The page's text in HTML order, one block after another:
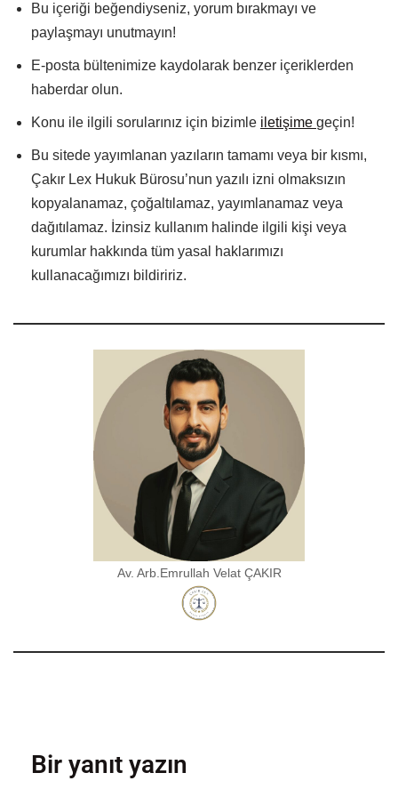
Bu içeriği beğendiyseniz, yorum bırakmayı ve
paylaşmayı unutmayın!
E-posta bültenimize kaydolarak benzer içeriklerden
haberdar olun.
Konu ile ilgili sorularınız için bizimle iletişime geçin!
Bu sitede yayımlanan yazıların tamamı veya bir kısmı,
Çakır Lex Hukuk Bürosu’nun yazılı izni olmaksızın
kopyalanamaz, çoğaltılamaz, yayımlanamaz veya
dağıtılamaz. İzinsiz kullanım halinde ilgili kişi veya
kurumlar hakkında tüm yasal haklarımızı
kullanacağımızı bildiririz.
Av. Arb.Emrullah Velat ÇAKIR
Bir yanıt yazın